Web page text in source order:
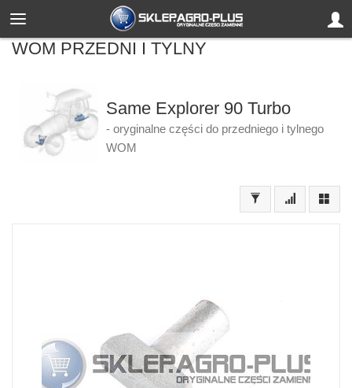
WOM PRZEDNI I TYLNY
Same Explorer 90 Turbo
- oryginalne części do przedniego i tylnego
WOM